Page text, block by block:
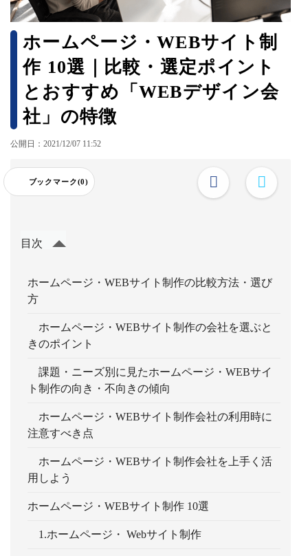
ホームページ・WEBサイト制
作 10選｜比較・選定ポイント
とおすすめ「WEBデザイン会
社」の特徴
公開日：2021/12/07 11:52
ブックマーク(0)
目次
ホームページ・WEBサイト制作の比較方法・選び
方
ホームページ・WEBサイト制作の会社を選ぶと
きのポイント
課題・ニーズ別に見たホームページ・WEBサイ
ト制作の向き・不向きの傾向
ホームページ・WEBサイト制作会社の利用時に
注意すべき点
ホームページ・WEBサイト制作会社を上手く活
用しよう
ホームページ・WEBサイト制作 10選
1.ホームページ・ Webサイト制作